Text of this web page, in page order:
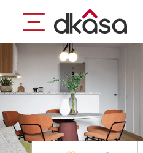
contenido